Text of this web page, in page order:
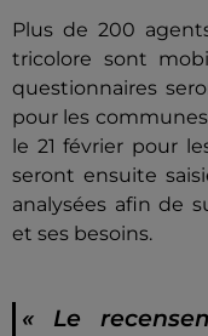
Plus de 200
tricolore sont
questionnaires
pour les
le 21 février pour
seront ensuite
analysées afin de
et ses besoins.
« Le